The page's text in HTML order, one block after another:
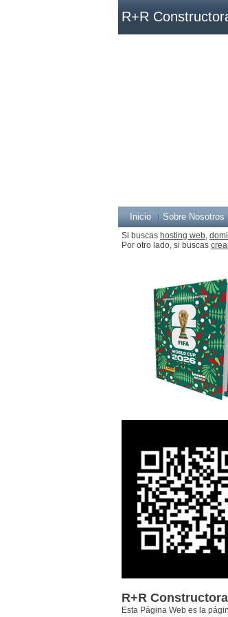
R+R
Inicio Sobre Nosotros
Si buscas hosting web,
Por otro lado, si buscas
R+R Constructora
Esta Página Web es la